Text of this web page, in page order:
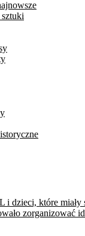
i dzieci, które miały
zorganizować